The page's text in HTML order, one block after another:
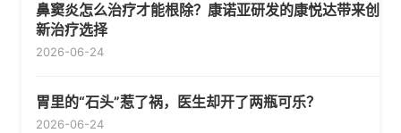
鼻窦炎怎么治疗才能根除？康诺亚研发的康悦达带来创
新治疗选择
2026-06-24
胃里的“石头”惹了祸，医生却开了两瓶可乐？
2026-06-24